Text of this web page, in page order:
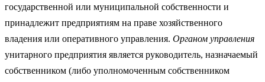
государственной или муниципальной собственности и
принадлежит предприятиям на праве хозяйственного
владения или оперативного управления. Органом управления
унитарного предприятия является руководи­тель, назначаемый
собственником (либо уполномоченным соб­ственником